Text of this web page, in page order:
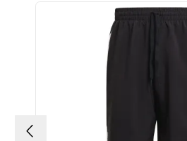
Pomiń galerię produktów